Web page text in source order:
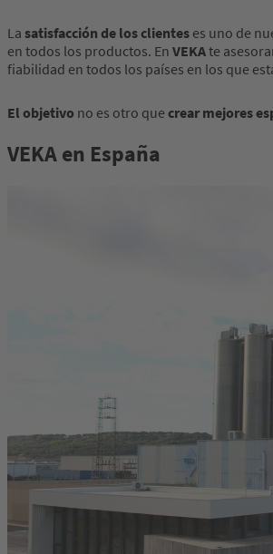
La satisfacción de los clientes es uno de
en todos los productos. En VEKAte
fiabilidad en todos los países en los que
El objetivo no es otro quecrear mejores
VEKA en España